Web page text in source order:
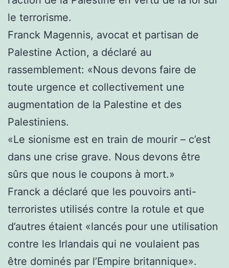
le terrorisme.
Franck Magennis, avocat et partisan de
Palestine Action, a déclaré au
rassemblement: «Nous devons faire de
toute urgence et collectivement une
augmentation de la Palestine et des
Palestiniens.
«Le sionisme est en train de mourir – c’est
dans une crise grave. Nous devons être
sûrs que nous le coupons à mort.»
Franck a déclaré que les pouvoirs anti-
terroristes utilisés contre la rotule et que
d’autres étaient «lancés pour une utilisation
contre les Irlandais qui ne voulaient pas
être dominés par l’Empire britannique».